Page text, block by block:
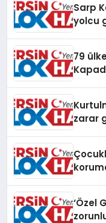
Sarp
yolcu
79
zarar
‘Özel